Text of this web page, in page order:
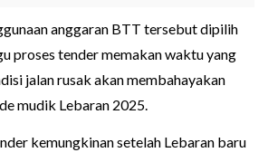
anggaran BTT tersebut dipilih
proses tender memakan waktu yang
jalan rusak akan membahayakan
mudik Lebaran 2025.
kemungkinan setelah Lebaran baru